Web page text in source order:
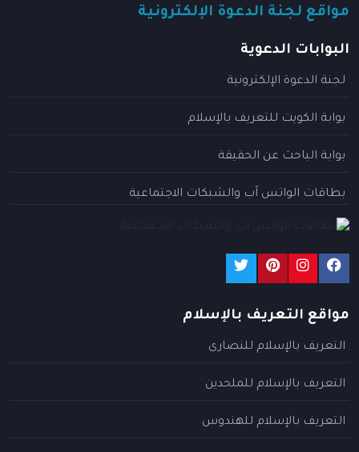
مواقع لجنة الدعوة الإلكترونية
البوابات الدعوية
لجنة الدعوة الإلكترونية
بوابة الكويت للتعريف بالإسلام
بوابة الباحث عن الحقيقة
بطاقات الواتس آب والشبكات الاجتماعية
مواقع التعريف بالإسلام
التعريف بالإسلام للنصارى
التعريف بالإسلام للملحدين
التعريف بالإسلام للهندوس